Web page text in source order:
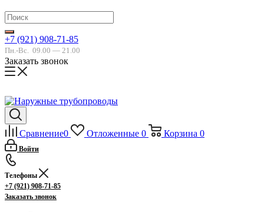
+7 (921) 908-71-85
Пн.-Вс. 09.00 — 21.00
Заказать звонок
Сравнение0 Отложенные 0 Корзина 0
Войти
Телефоны
+7 (921) 908-71-85
Заказать звонок